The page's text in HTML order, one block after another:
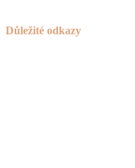
Důležité odkazy